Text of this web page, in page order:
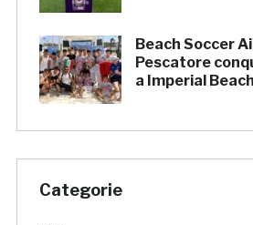
Beach Soccer
Pescatore
a Imperial
Categorie